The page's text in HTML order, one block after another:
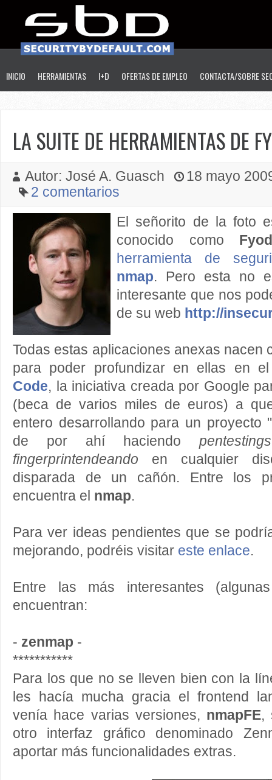
INICIO HERRAMIENTAS I+D OFERTAS DE EMPLEO CONTACTA/SOBRE
LA SUITE DE HERRAMIENTAS DE
Autor: José A. Guasch
18 mayo
2 comentarios
El señorito de la foto
conocido como
herramienta de
nmap. Pero esta no
interesante que nos
de su web http://
Todas estas aplicaciones anexas nacen
para poder profundizar en ellas en
Code, la iniciativa creada por Google
(beca de varios miles de euros) a
entero desarrollando para un proyecto
de por ahí haciendo pentestings
fingerprintendeando en cualquier
disparada de un cañón. Entre los
encuentra el nmap.
Para ver ideas pendientes que se
mejorando, podréis visitar este enlace.
Entre las más interesantes
encuentran:
- zenmap -
***********
Para los que no se lleven bien con la
les hacía mucha gracia el frontend
venía hace varias versiones, nmapFE,
otro interfaz gráfico denominado
aportar más funcionalidades extras.